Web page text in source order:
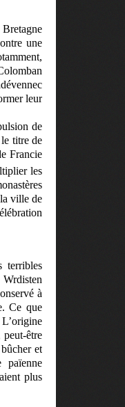
une
leur
de
titre de
Francie
les
ville de
terribles
à
Ce que
peut-être
et
païenne
plus